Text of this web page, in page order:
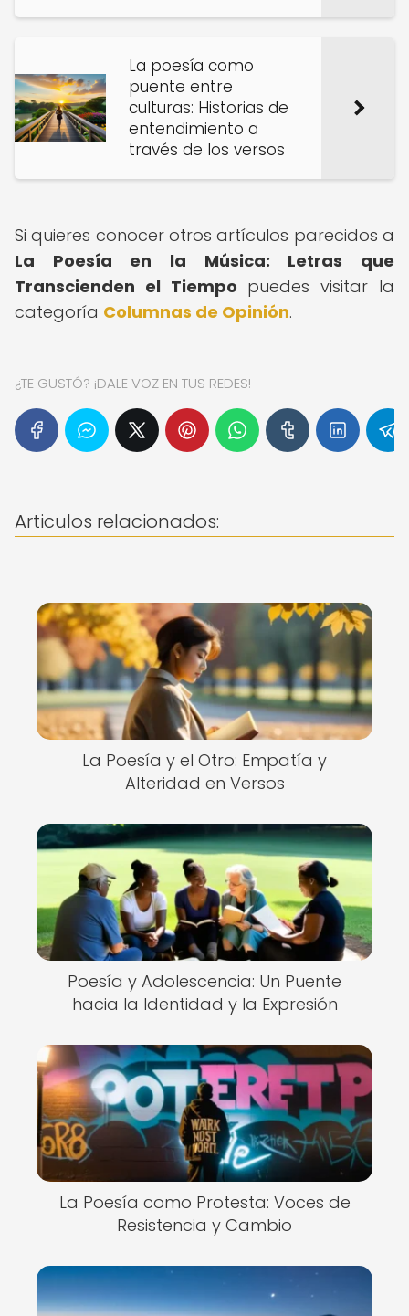
La poesía como
puente entre
culturas: Historias de
entendimiento a
través de los versos
Si quieres conocer otros artículos parecidos a
La Poesía en la Música: Letras que
Transcienden el Tiempo puedes visitar la
categoría Columnas de Opinión.
¿TE GUSTÓ? ¡DALE VOZ EN TUS REDES!
Articulos relacionados:
La Poesía y el Otro: Empatía y
Alteridad en Versos
Poesía y Adolescencia: Un Puente
hacia la Identidad y la Expresión
La Poesía como Protesta: Voces de
Resistencia y Cambio